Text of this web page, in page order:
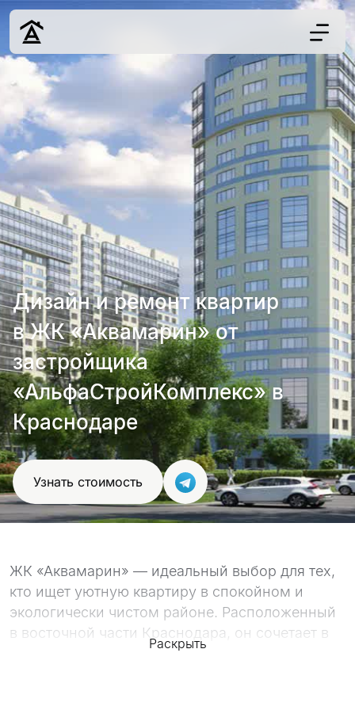
Дизайн
Ремонт
Цены
Наши работы
О нас
Контакты
г. Краснодар
8 (861) 945-12-
34
Обсудить
проект
Дизайн и ремонт квартир
в ЖК «Аквамарин» от
застройщика
«АльфаСтройКомплекс» в
Краснодаре
Узнать стоимость
ЖК «Аквамарин» — идеальный выбор для тех,
кто ищет уютную квартиру в спокойном и
экологически чистом районе. Расположенный
в восточной части Краснодара, он сочетает в
себе близость к природе и развитую
Раскрыть